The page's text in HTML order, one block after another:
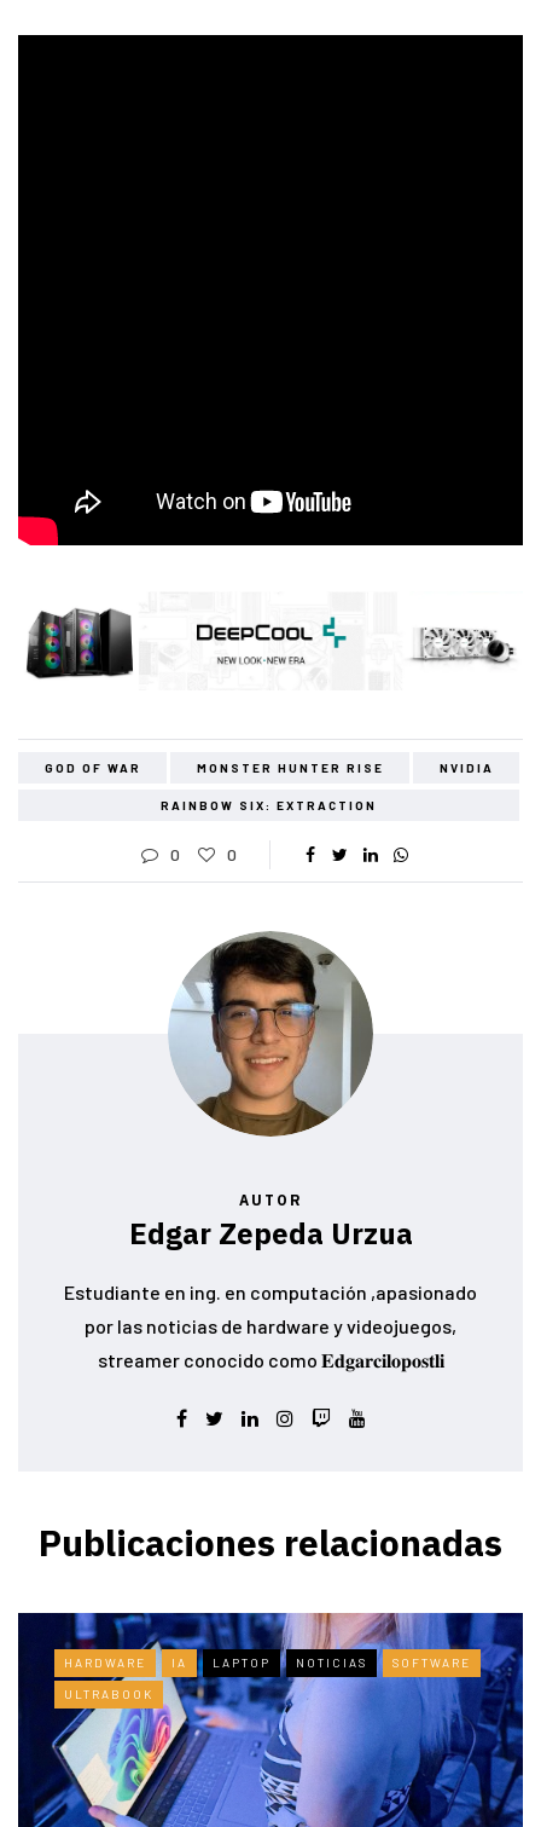
GOD OF WAR MONSTER HUNTER RISE NVIDIA
RAINBOW SIX: EXTRACTION
0 0
AUTOR
Edgar Zepeda Urzua
Estudiante en ing. en computación ,apasionado
por las noticias de hardware y videojuegos,
streamer conocido como 𝐄𝐝𝐠𝐚𝐫𝐜𝐢𝐥𝐨𝐩𝐨𝐬𝐭𝐥𝐢
Publicaciones relacionadas
HARDWARE IA LAPTOP NOTICIAS SOFTWARE
ULTRABOOK